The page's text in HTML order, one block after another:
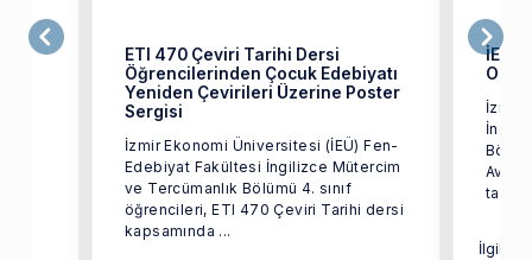
ETI 470 Çeviri Tarihi Dersi
Öğrencilerinden Çocuk Edebiyatı
Yeniden Çevirileri Üzerine Poster
Sergisi
İzmir Ekonomi Üniversitesi (İEÜ) Fen-
Edebiyat Fakültesi İngilizce Mütercim
ve Tercümanlık Bölümü 4. sınıf
öğrencileri, ETI 470 Çeviri Tarihi dersi
kapsamında ...
Oldu
İzmir
İlgili